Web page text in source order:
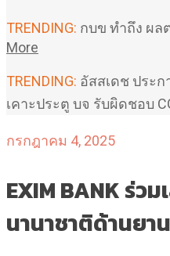
TRENDING: กบข ทำถึง ผล
More
TRENDING: อัสสเดช ประ
เคาะประตู บจ รับผิดชอบ
กรกฎาคม 4, 2025
EXIM BANK ร่วม
นานาชาติด้านยา